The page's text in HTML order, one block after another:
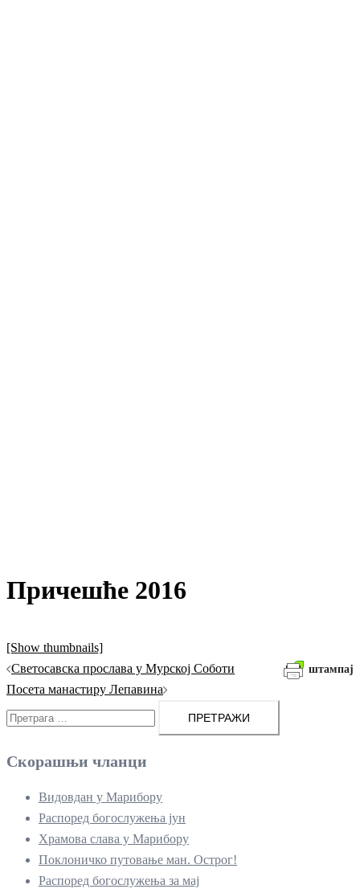
Причешће 2016
[Show thumbnails]
штампај
Кретање
чланака
Светосавска прослава у Мурској Соботи
Посета манастиру Лепавина
Претрага
за:
Скорашњи чланци
Видовдан у Марибору
Распоред богослужења јун
Храмова слава у Марибору
Поклоничко путовање ман. Острог!
Распоред богослужења за мај